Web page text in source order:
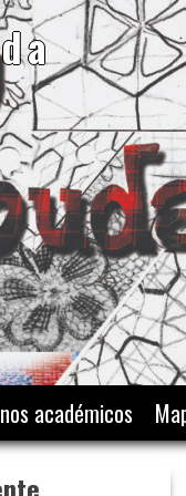
académicos